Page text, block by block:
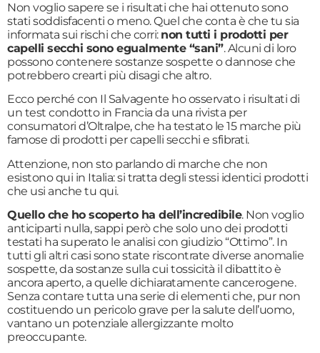
Non voglio sapere se i risultati che hai ottenuto sono
stati soddisfacenti o meno. Quel che conta è che tu sia
informata sui rischi che corri: non tutti i prodotti per
capelli secchi sono egualmente “sani”. Alcuni di loro
possono contenere sostanze sospette o dannose che
potrebbero crearti più disagi che altro.
Ecco perché con Il Salvagente ho osservato i risultati di
un test condotto in Francia da una rivista per
consumatori d’Oltralpe, che ha testato le 15 marche più
famose di prodotti per capelli secchi e sfibrati.
Attenzione, non sto parlando di marche che non
esistono qui in Italia: si tratta degli stessi identici prodotti
che usi anche tu qui.
Quello che ho scoperto ha dell’incredibile. Non voglio
anticiparti nulla, sappi però che solo uno dei prodotti
testati ha superato le analisi con giudizio “Ottimo”. In
tutti gli altri casi sono state riscontrate diverse anomalie
sospette, da sostanze sulla cui tossicità il dibattito è
ancora aperto, a quelle dichiaratamente cancerogene.
Senza contare tutta una serie di elementi che, pur non
costituendo un pericolo grave per la salute dell’uomo,
vantano un potenziale allergizzante molto
preoccupante.